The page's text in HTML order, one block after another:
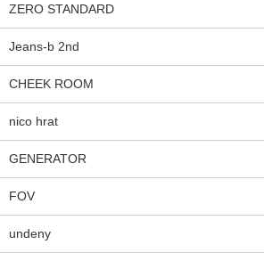
ZERO STANDARD
Jeans-b 2nd
CHEEK ROOM
nico hrat
GENERATOR
FOV
undeny